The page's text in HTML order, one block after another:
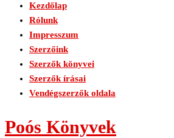
Kezdőlap
Rólunk
Impresszum
Szerzőink
Szerzők könyvei
Szerzők írásai
Vendégszerzők oldala
Poós Könyvek